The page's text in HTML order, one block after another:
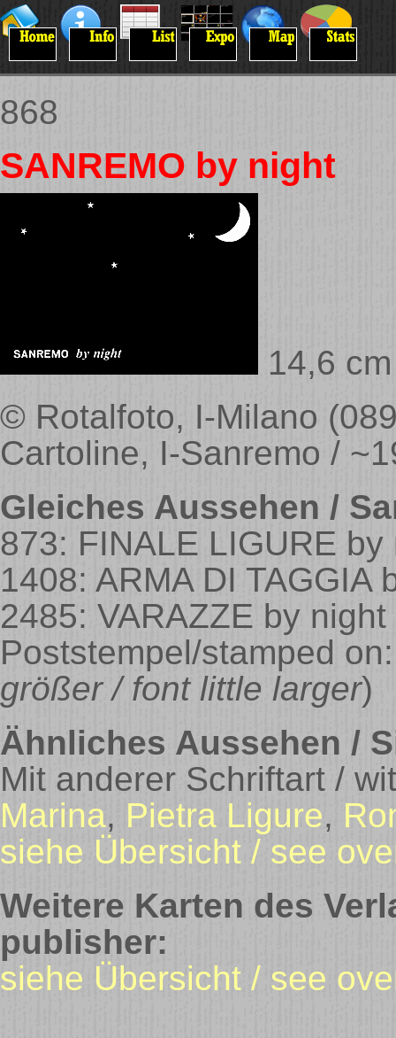
868
SANREMO by night
14,6
© Rotalfoto, I-Milano
Cartoline, I-Sanremo /
Gleiches Aussehen /
873: FINALE LIGURE
1408: ARMA DI TAGGIA
2485: VARAZZE by night
Poststempel/stamped
größer / font little larger)
Ähnliches Aussehen /
Mit anderer Schriftart /
Marina, Pietra Ligure,
siehe Übersicht / see
Weitere Karten des
publisher:
siehe Übersicht / see